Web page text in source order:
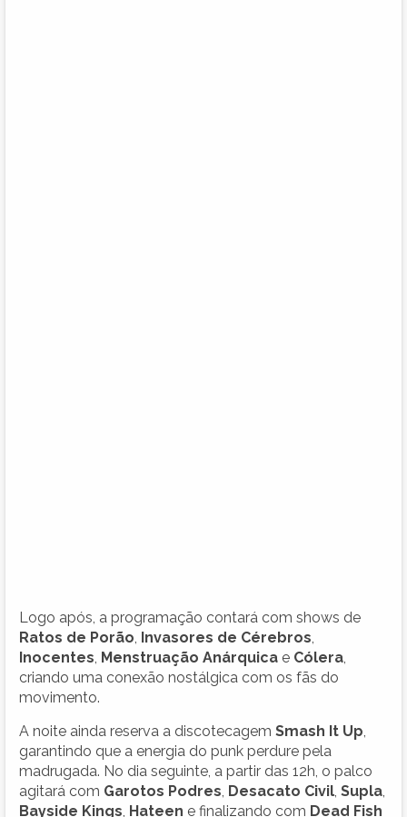
Logo após, a programação contará com shows de
Ratos de Porão Invasores de Cérebros
Inocentes Menstruação Anárquica e Cólera
criando uma conexão nostálgica com os fãs do
movimento.
A noite ainda reserva a discotecagem Smash It Up
garantindo que a energia do punk perdure pela
madrugada. No dia seguinte, a partir das 12h, o palco
agitará com Garotos Podres Desacato Civil Supla
Bayside Kings Hateen e finalizando com Dead Fish